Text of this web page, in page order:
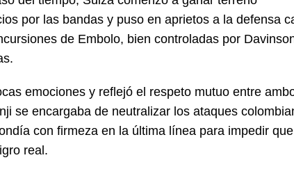
por las bandas y puso en aprietos a la defensa
de Embolo, bien controladas por
emociones y reflejó el respeto mutuo entre
se encargaba de neutralizar los ataques
con firmeza en la última línea para impedir
real.